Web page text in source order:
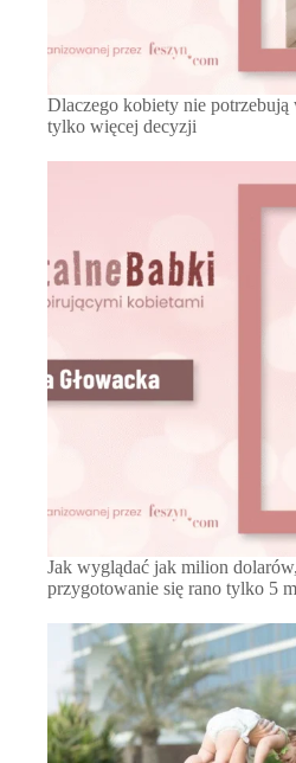
Dlaczego kobiety nie potrzebują
tylko więcej decyzji
Jak wyglądać jak milion
przygotowanie się rano tylko 5